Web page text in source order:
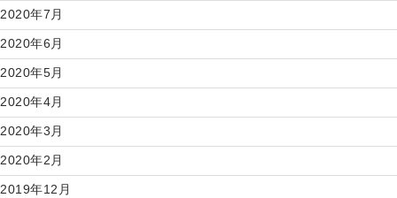
2020年7月
2020年6月
2020年5月
2020年4月
2020年3月
2020年2月
2019年12月